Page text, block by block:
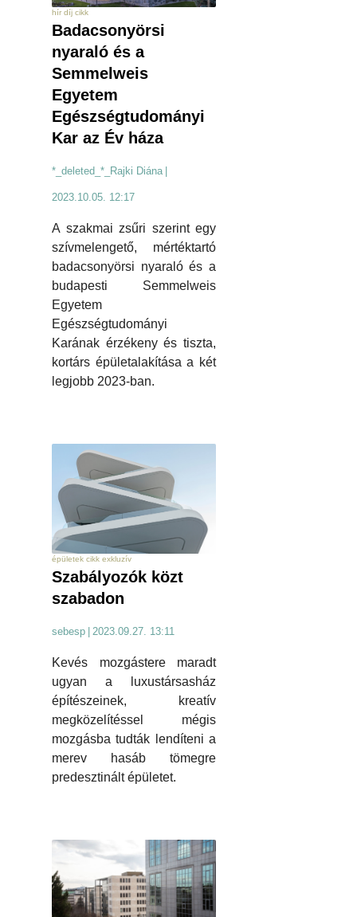
hír díj cikk
Badacsonyörsi
nyaraló és a
Semmelweis
Egyetem
Egészségtudományi
Kar az Év háza
*_deleted_*_Rajki Diána
2023.10.05. 12:17
A szakmai zsűri szerint egy
szívmelengető, mértéktartó
badacsonyörsi nyaraló és a
budapesti Semmelweis
Egyetem
Egészségtudományi
Karának érzékeny és tiszta,
kortárs épületalakítása a két
legjobb 2023-ban.
épületek cikk exkluzív
Szabályozók közt
szabadon
sebesp | 2023.09.27. 13:11
Kevés mozgástere maradt
ugyan a luxustársasház
építészeinek, kreatív
megközelítéssel mégis
mozgásba tudták lendíteni a
merev hasáb tömegre
predesztinált épületet.